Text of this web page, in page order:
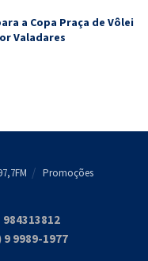
a Copa Praça de Vôlei
Valadares
Promoções
9989-1977